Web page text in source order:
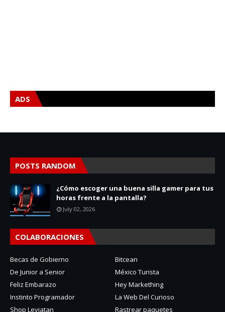
ADS
POSTS RANDOM
¿Cómo escoger una buena silla gamer para tus
horas frente a la pantalla?
July 02, 2026
COLABORACIONES
Becas de Gobierno
Bitcean
De Junior a Senior
México Turista
Feliz Embarazo
Hey Markething
Instinto Programador
La Web Del Curioso
Shop Leviatan
Rastrear paquetes